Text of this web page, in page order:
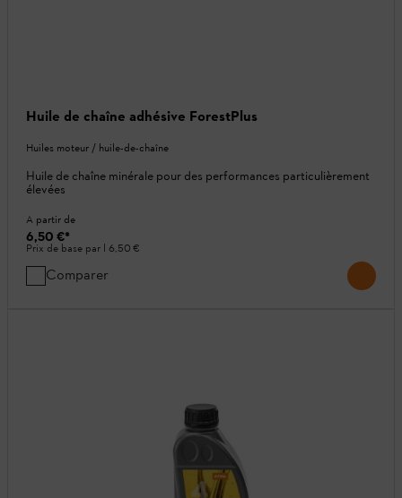
Huile de chaîne adhésive ForestPlus
Huiles moteur / huile-de-chaîne
Huile de chaîne minérale pour des performances particulièrement
élevées
A partir de
6,50 €*
Prix de base par l 6,50 €
Comparer